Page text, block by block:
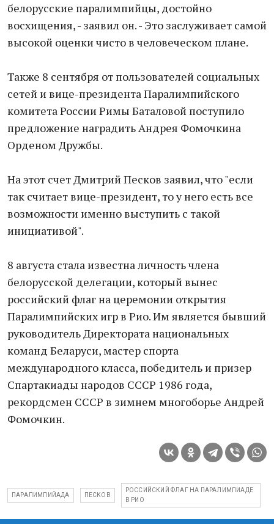
белорусские паралимпийцы, достойно
восхищения, - заявил он. - Это заслуживает самой
высокой оценки чисто в человеческом плане.
Также 8 сентября от пользователей социальных
сетей и вице-президента Паралимпийского
комитета России Римы Баталовой поступило
предложение наградить Андрея Фомочкина
Орденом Дружбы.
На этот счет Дмитрий Песков заявил, что "если
так считает вице-президент, то у него есть все
возможности именно выступить с такой
инициативой".
8 августа стала известна личность члена
белорусской делегации, который вынес
российский флаг на церемонии открытия
Паралимпийских игр в Рио. Им является бывший
руководитель Директората национальных
команд Беларуси, мастер спорта
международного класса, победитель и призер
Спартакиады народов СССР 1986 года,
рекордсмен СССР в зимнем многоборье Андрей
Фомочкин.
ПАРАЛИМПИЙАДА ПЕСКОВ
РОССИЙСКИЙ ФЛАГ НА ПАРАЛИМПИАДЕ
В РИО